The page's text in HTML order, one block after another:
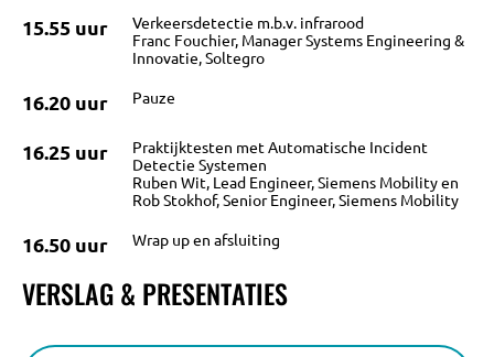
VRAGEN
15.55 uur
Verkeersdetectie m.b.v. infrarood
Franc Fouchier, Manager Systems Engineering &
Innovatie, Soltegro
16.20 uur Pauze
16.25 uur
Praktijktesten met Automatische Incident
Detectie Systemen
Ruben Wit, Lead Engineer, Siemens Mobility en
Rob Stokhof, Senior Engineer, Siemens Mobility
16.50 uur Wrap up en afsluiting
VERSLAG & PRESENTATIES